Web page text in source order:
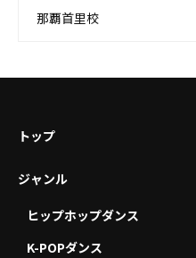
那覇首里校
トップ
ジャンル
ヒップホップダンス
K-POPダンス